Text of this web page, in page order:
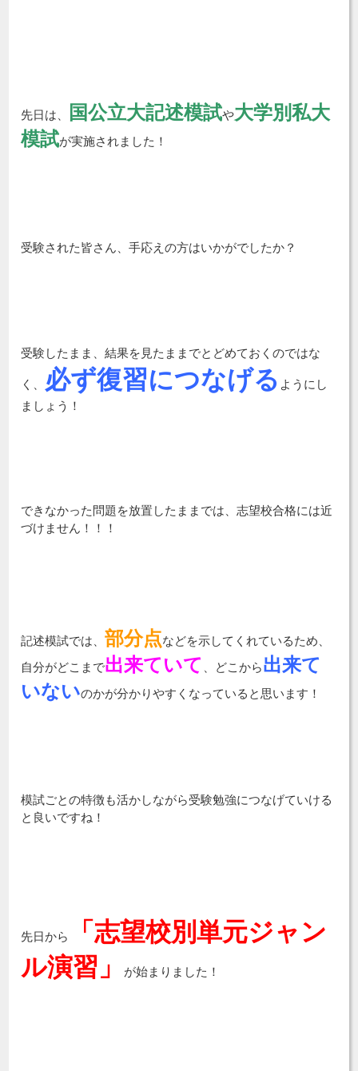
先日は、 国公立大記述模試や大学別私大
模試が実施されました！
受験された皆さん、手応えの方はいかがでしたか？
受験したまま、結果を見たままでとどめておくのではな
く、 必ず復習につなげる ようにし
ましょう！
できなかった問題を放置したままでは、志望校合格には近
づけません！！！
記述模試では、部分点などを示してくれているため、
自分がどこまで出来ていて 、どこから出来て
いないのかが分かりやすくなっていると思います！
模試ごとの特徴も活かしながら受験勉強につなげていける
と良いですね！
先日から
「志望校別単元ジャン
ル演習」
が始まりました！